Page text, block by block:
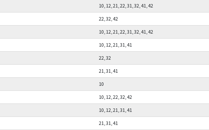
10, 12, 21, 22, 31, 32, 41, 42
22, 32, 42
10, 12, 21, 22, 31, 32, 41, 42
10, 12, 21, 31, 41
22, 32
21, 31, 41
10
10, 12, 22, 32, 42
10, 12, 21, 31, 41
21, 31, 41